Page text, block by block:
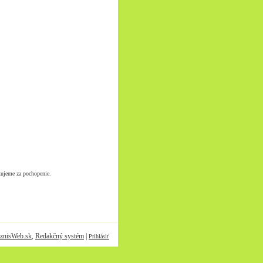
za pochopenie.
, Redakčný systém Prihlásiť